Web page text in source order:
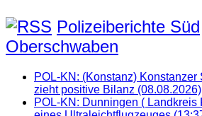
Polizeiberichte Süd
Oberschwaben
POL-KN: (Konstanz) Konstanzer
zieht positive Bilanz (08.08.2026)
POL-KN: Dunningen ( Landkreis